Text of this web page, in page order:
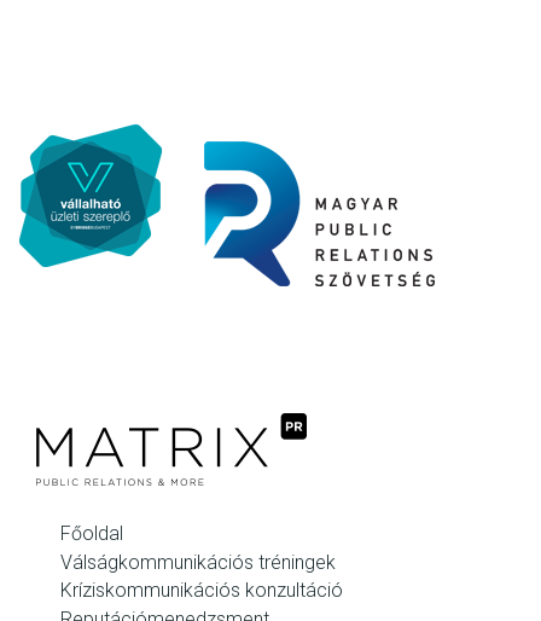
Főoldal
Válságkommunikációs tréningek
Kríziskommunikációs konzultáció